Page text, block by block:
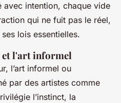
avec intention, chaque vide
qui ne fuit pas le réel,
lois essentielles.
et l'art informel
l’art informel ou
par des artistes comme
l’instinct, la